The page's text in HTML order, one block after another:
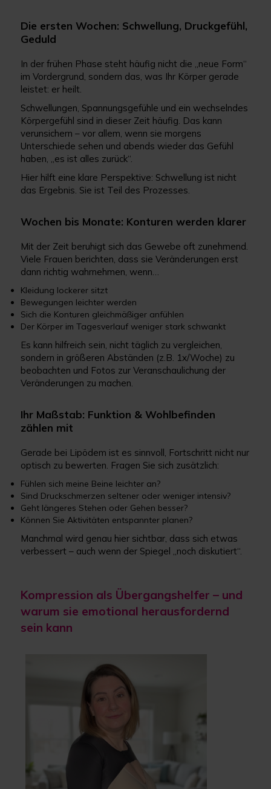
Die ersten Wochen: Schwellung, Druckgefühl,
Geduld
In der frühen Phase steht häufig nicht die „neue Form“
im Vordergrund, sondern das, was Ihr Körper gerade
leistet: er heilt.
Schwellungen, Spannungsgefühle und ein wechselndes
Körpergefühl sind in dieser Zeit häufig. Das kann
verunsichern – vor allem, wenn sie morgens
Unterschiede sehen und abends wieder das Gefühl
haben, „es ist alles zurück“.
Hier hilft eine klare Perspektive: Schwellung ist nicht
das Ergebnis. Sie ist Teil des Prozesses.
Wochen bis Monate: Konturen werden klarer
Mit der Zeit beruhigt sich das Gewebe oft zunehmend.
Viele Frauen berichten, dass sie Veränderungen erst
dann richtig wahrnehmen, wenn…
Kleidung lockerer sitzt
Bewegungen leichter werden
Sich die Konturen gleichmäßiger anfühlen
Der Körper im Tagesverlauf weniger stark schwankt
Es kann hilfreich sein, nicht täglich zu vergleichen,
sondern in größeren Abständen (z.B. 1x/Woche) zu
beobachten und Fotos zur Veranschaulichung der
Veränderungen zu machen.
Ihr Maßstab: Funktion & Wohlbefinden
zählen mit
Gerade bei Lipödem ist es sinnvoll, Fortschritt nicht nur
optisch zu bewerten. Fragen Sie sich zusätzlich:
Fühlen sich meine Beine leichter an?
Sind Druckschmerzen seltener oder weniger intensiv?
Geht längeres Stehen oder Gehen besser?
Können Sie Aktivitäten entspannter planen?
Manchmal wird genau hier sichtbar, dass sich etwas
verbessert – auch wenn der Spiegel „noch diskutiert“.
Kompression als Übergangshelfer – und
warum sie emotional herausfordernd
sein kann